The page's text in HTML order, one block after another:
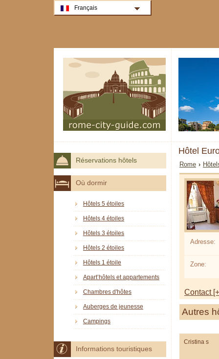
Hôtel
Rome ›
Adresse:
Zone:
Contact
Autres
Cristina s
Réservations hôtels
Où dormir
Hôtels 5 étoiles
Hôtels 4 étoiles
Hôtels 3 étoiles
Hôtels 2 étoiles
Hôtels 1 étoile
Apart’hôtels et appartements
Chambres d'hôtes
Auberges de jeunesse
Campings
Informations touristiques
Français